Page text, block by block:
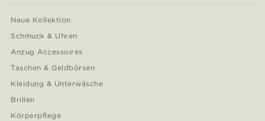
Neue Kollektion
Schmuck & Uhren
Anzug Accessoires
Taschen & Geldbörsen
Kleidung & Unterwäsche
Brillen
Körperpflege